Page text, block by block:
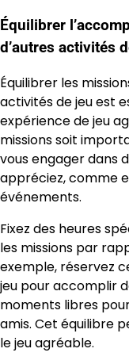
Équilibrer
d’autres activités
Équilibrer les
activités de jeu est
expérience de jeu
missions soit
vous engager dans
appréciez, comme
événements.
Fixez des heures
les missions par
exemple, réservez
jeu pour accomplir
moments libres
amis. Cet équilibre
le jeu agréable.